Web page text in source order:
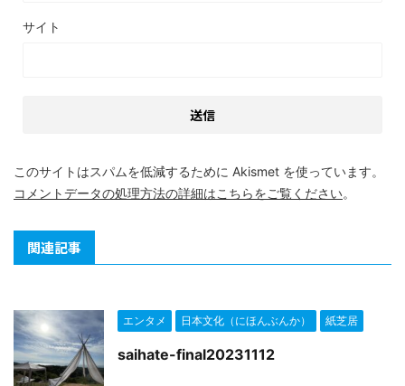
サイト
このサイトはスパムを低減するために Akismet を使っています。
コメントデータの処理方法の詳細はこちらをご覧ください。
関連記事
エンタメ 日本文化（にほんぶんか） 紙芝居
saihate-final20231112